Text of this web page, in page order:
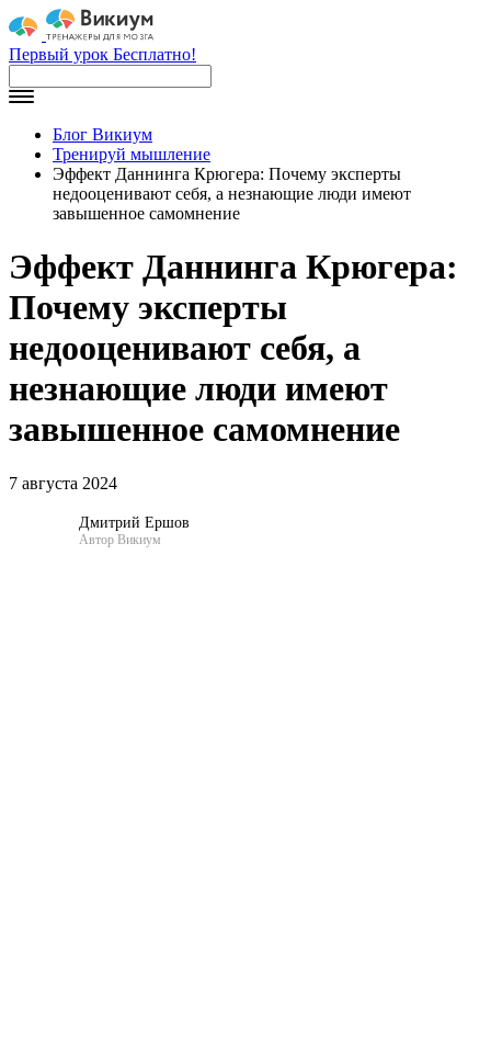
Первый урок Бесплатно!
Блог Викиум
Тренируй мышление
Эффект Даннинга Крюгера: Почему эксперты
недооценивают себя, а незнающие люди имеют
завышенное самомнение
Эффект Даннинга Крюгера:
Почему эксперты
недооценивают себя, а
незнающие люди имеют
завышенное самомнение
7 августа 2024
Дмитрий Ершов
Автор Викиум